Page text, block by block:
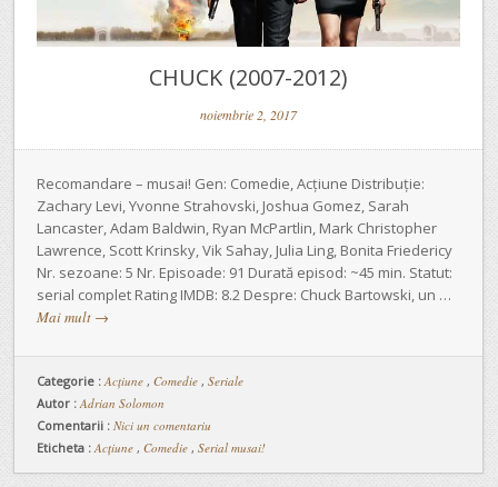
CHUCK (2007-2012)
noiembrie 2, 2017
Recomandare – musai! Gen: Comedie, Acțiune Distribuție:
Zachary Levi, Yvonne Strahovski, Joshua Gomez, Sarah
Lancaster, Adam Baldwin, Ryan McPartlin, Mark Christopher
Lawrence, Scott Krinsky, Vik Sahay, Julia Ling, Bonita Friedericy
Nr. sezoane: 5 Nr. Episoade: 91 Durată episod: ~45 min. Statut:
serial complet Rating IMDB: 8.2 Despre: Chuck Bartowski, un …
Mai mult →
Categorie : Acțiune , Comedie , Seriale
Autor : Adrian Solomon
Comentarii : Nici un comentariu
Eticheta : Acțiune , Comedie , Serial musai!